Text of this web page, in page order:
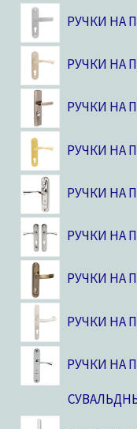
РУЧКИ НА
РУЧКИ НА
РУЧКИ НА
РУЧКИ НА
РУЧКИ НА
РУЧКИ НА
РУЧКИ НА
РУЧКИ НА
РУЧКИ НА